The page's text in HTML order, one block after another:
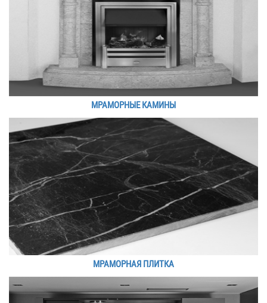
МРАМОРНЫЕ КАМИНЫ
МРАМОРНАЯ ПЛИТКА